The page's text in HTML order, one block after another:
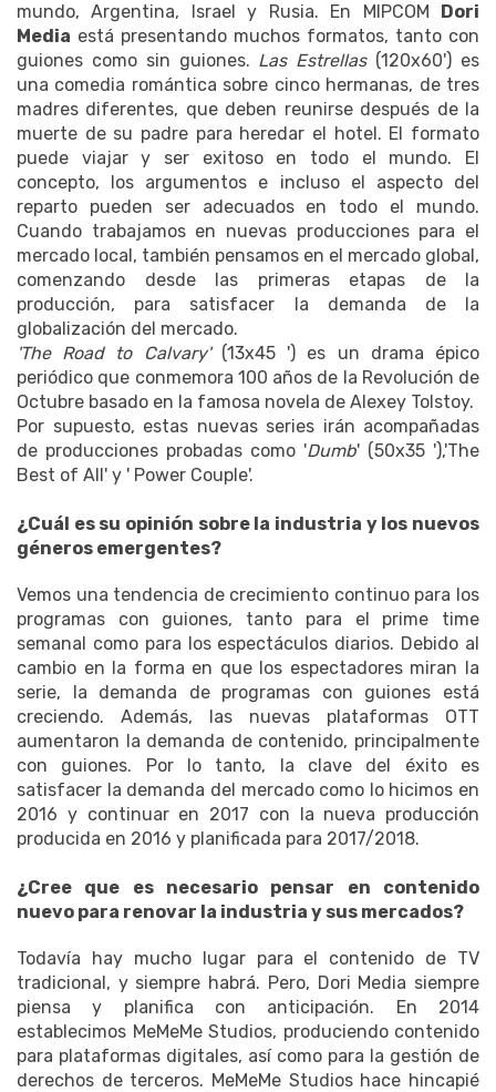
mundo, Argentina, Israel y Rusia. En MIPCOM Dori
Media está presentando muchos formatos, tanto con
guiones como sin guiones. Las Estrellas(120x60') es
una comedia romántica sobre cinco hermanas, de tres
madres diferentes, que deben reunirse después de la
muerte de su padre para heredar el hotel. El formato
puede viajar y ser exitoso en todo el mundo. El
concepto, los argumentos e incluso el aspecto del
reparto pueden ser adecuados en todo el mundo.
Cuando trabajamos en nuevas producciones para el
mercado local, también pensamos en el mercado global,
comenzando desde las primeras etapas de la
producción, para satisfacer la demanda de la
globalización del mercado.
'The Road to Calvary' (13x45 ') es un drama épico
periódico que conmemora 100 años de la Revolución de
Octubre basado en la famosa novela de Alexey Tolstoy.
Por supuesto, estas nuevas series irán acompañadas
de producciones probadas como 'Dumb' (50x35 '),'The
Best of All' y ' Power Couple'.
¿Cuál es su opinión sobre la industria y los nuevos
géneros emergentes?
Vemos una tendencia de crecimiento continuo para los
programas con guiones, tanto para el prime time
semanal como para los espectáculos diarios. Debido al
cambio en la forma en que los espectadores miran la
serie, la demanda de programas con guiones está
creciendo. Además, las nuevas plataformas OTT
aumentaron la demanda de contenido, principalmente
con guiones. Por lo tanto, la clave del éxito es
satisfacer la demanda del mercado como lo hicimos en
2016 y continuar en 2017 con la nueva producción
producida en 2016 y planificada para 2017/2018.
¿Cree que es necesario pensar en contenido
nuevo para renovar la industria y sus mercados?
Todavía hay mucho lugar para el contenido de TV
tradicional, y siempre habrá. Pero, Dori Media siempre
piensa y planifica con anticipación. En 2014
establecimos MeMeMe Studios, produciendo contenido
para plataformas digitales, así como para la gestión de
derechos de terceros. MeMeMe Studios hace hincapié